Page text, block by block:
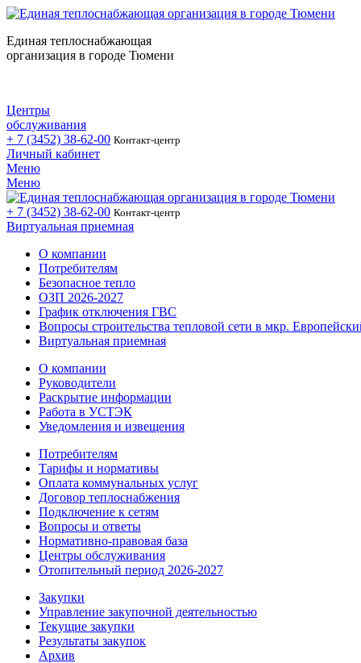
Единая теплоснабжающая
организация в городе Тюмени
Центры
обслуживания
+ 7 (3452) 38-62-00 Контакт-центр
Личный кабинет
Меню
Меню
+ 7 (3452) 38-62-00 Контакт-центр
Виртуальная приемная
О компании
Потребителям
Безопасное тепло
ОЗП 2026-2027
График отключения ГВС
Вопросы строительства тепловой сети в мкр.
Виртуальная приемная
О компании
Руководители
Раскрытие информации
Работа в УСТЭК
Уведомления и извещения
Потребителям
Тарифы и нормативы
Оплата коммунальных услуг
Договор теплоснабжения
Подключение к сетям
Вопросы и ответы
Нормативно-правовая база
Центры обслуживания
Отопительный период 2026-2027
Закупки
Управление закупочной деятельностью
Текущие закупки
Результаты закупок
Архив